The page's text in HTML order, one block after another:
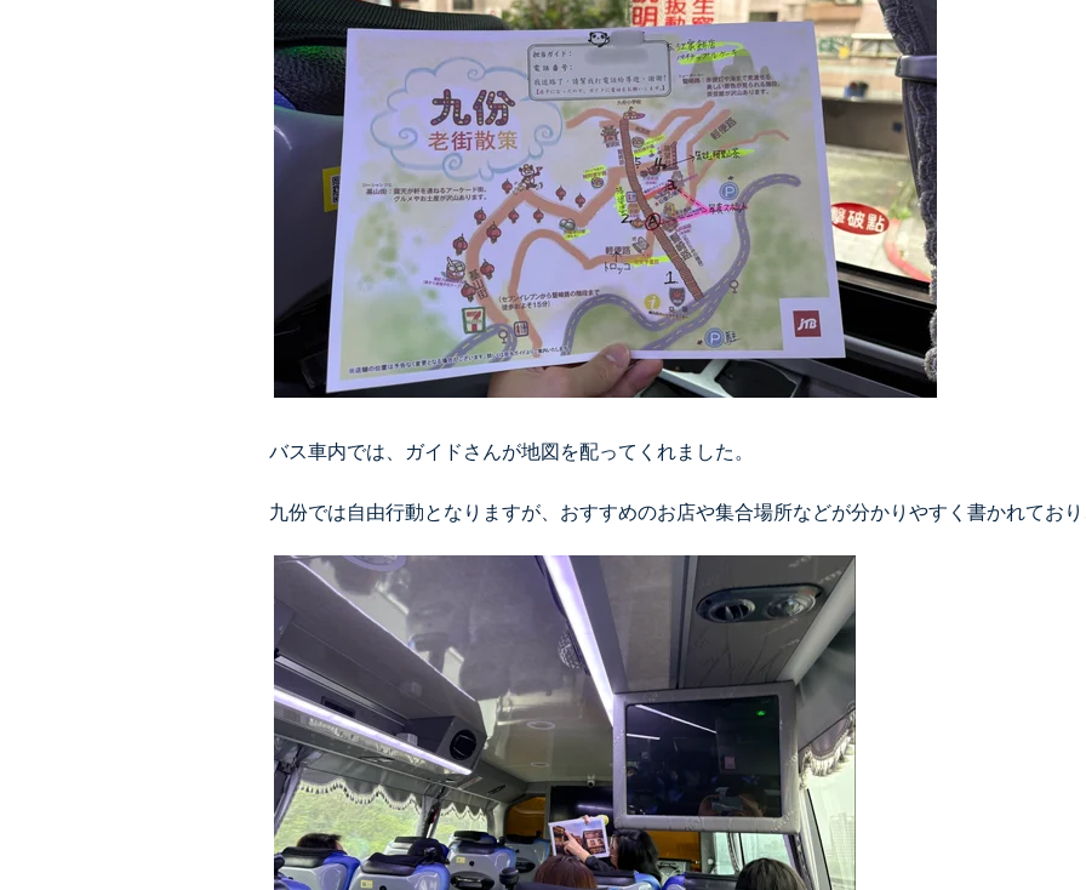
バス車内では、ガイドさんが地図を配ってくれました。
九份では自由行動となりますが、おすすめのお店や集合場所などが分かりやすく書かれており